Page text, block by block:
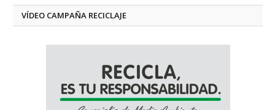
VÍDEO CAMPAÑA RECICLAJE